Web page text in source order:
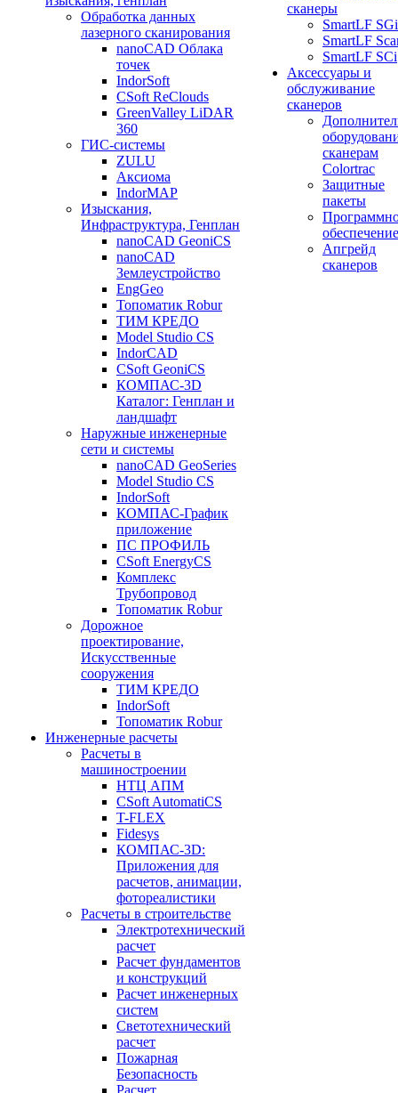
Обработка данных
лазерного сканирования
nanoCAD Облака
точек
IndorSoft
CSoft ReClouds
GreenValley LiDAR
360
ГИС-системы
ZULU
Аксиома
IndorMAP
Изыскания,
Инфраструктура, Генплан
nanoCAD GeoniCS
nanoCAD
Землеустройство
EngGeo
Топоматик Robur
ТИМ КРЕДО
Model Studio CS
IndorCAD
CSoft GeoniCS
КОМПАС-3D
Каталог: Генплан и
ландшафт
Наружные инженерные
сети и системы
nanoCAD GeoSeries
Model Studio CS
IndorSoft
КОМПАС-График
приложение
ПС ПРОФИЛЬ
CSoft EnergyCS
Комплекс
Трубопровод
Топоматик Robur
Дорожное
проектирование,
Искусственные
сооружения
ТИМ КРЕДО
IndorSoft
Топоматик Robur
Инженерные расчеты
Расчеты в
машиностроении
НТЦ АПМ
CSoft AutomatiCS
T-FLEX
Fidesys
КОМПАС-3D:
Приложения для
расчетов, анимации,
фотореалистики
Расчеты в строительстве
Электротехнический
расчет
Расчет фундаментов
и конструкций
Расчет инженерных
систем
Светотехнический
расчет
Пожарная
Безопасность
Расчет
сканеры
SmartLF SGi
SmartLF
SmartLF SCi
Аксессуары и
обслуживание
сканеров
сканерам
Colortrac
Защитные
пакеты
обеспечение
Апгрейд
сканеров